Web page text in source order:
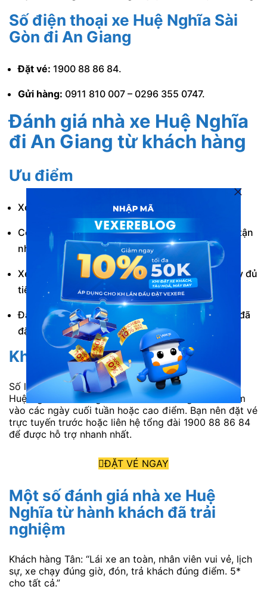
Số điện thoại xe Huệ Nghĩa Sài
Gòn đi An Giang
Đặt vé: 1900 88 86 84.
Gửi hàng: 0911 810 007 – 0296 355 0747.
Đánh giá nhà xe Huệ Nghĩa
đi An Giang từ khách hàng
Ưu điểm
Xe xuất bến đúng giờ theo lịch trình mỗi ngày.
Có hỗ trợ dịch vụ trung chuyển hành khách đến tận
nhà.
Xe giường nằm chất lượng cao. Được trang bị đầy đủ
tiện nghi hiện đại.
Đảm bảo hành khách được nằm đúng số giường đã
đặt trước đó.
Khuyết điểm
Số lượng khách đi An Giang từ Sài Gòn của nhà xe
Huệ Nghĩa khá đông. Nên nhà xe thường hết vé sớm
vào các ngày cuối tuần hoặc cao điểm. Bạn nên đặt vé
trực tuyến trước hoặc liên hệ tổng đài 1900 88 86 84
để được hỗ trợ nhanh nhất.
ĐẶT VÉ NGAY
Một số đánh giá nhà xe Huệ
Nghĩa từ hành khách đã trải
nghiệm
Khách hàng Tân: “Lái xe an toàn, nhân viên vui vẻ, lịch
sự, xe chạy đúng giờ, đón, trả khách đúng điểm. 5*
cho tất cả.”